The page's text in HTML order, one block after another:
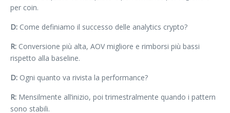
per coin.
D: Come definiamo il successo delle analytics crypto?
R: Conversione più alta, AOV migliore e rimborsi più bassi
rispetto alla baseline.
D: Ogni quanto va rivista la performance?
R: Mensilmente all’inizio, poi trimestralmente quando i pattern
sono stabili.